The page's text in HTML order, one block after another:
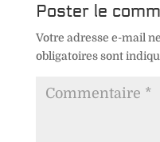
Poster le
Votre adresse e-mail
obligatoires sont